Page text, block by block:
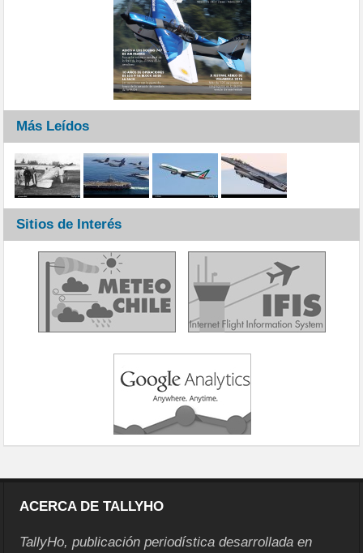
Más Leídos
Sitios de Interés
ACERCA DE TALLYHO
TallyHo, publicación periodística desarrollada en